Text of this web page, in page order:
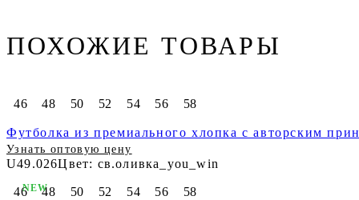
ПОХОЖИЕ ТОВАРЫ
46 48 50 52 54 56 58
Футболка из премиального хлопка с авторским
Узнать оптовую цену
U49.026Цвет: св.оливка_you_win
46 48 50 52 54 56 58
NEW